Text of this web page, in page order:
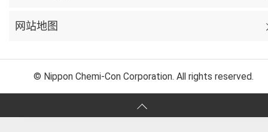
网站地图
© Nippon Chemi-Con Corporation. All rights reserved.